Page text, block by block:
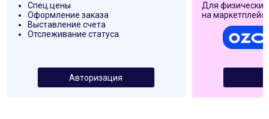
Спец.цены
Оформление заказа
Выставление счета
Отслеживание статуса
Авторизация
Для
на